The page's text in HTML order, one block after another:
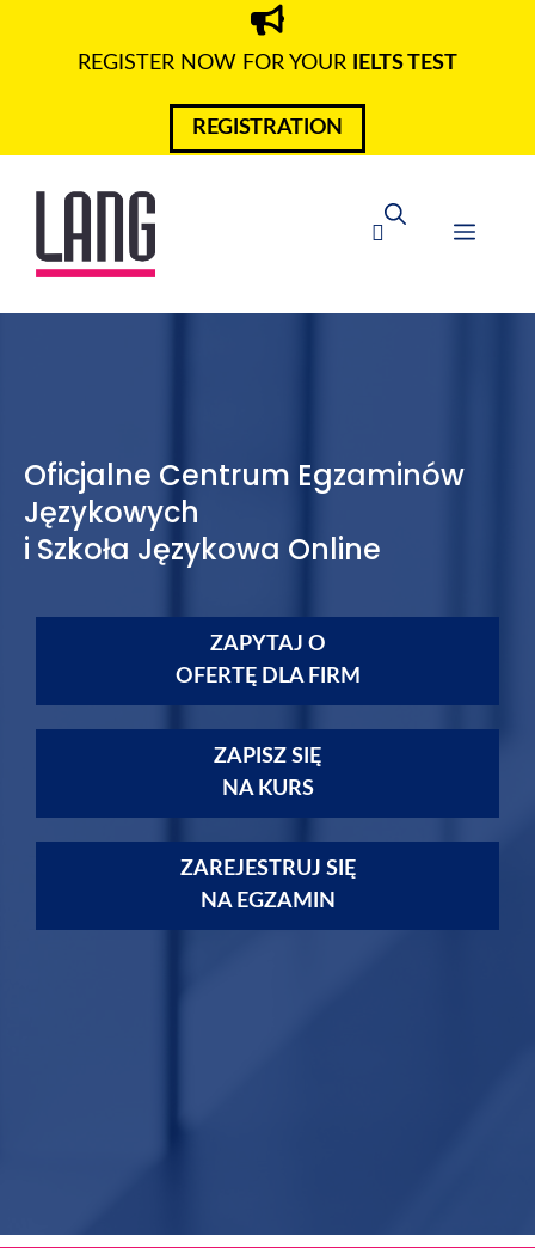
REGISTER NOW FOR YOUR IELTS TEST
REGISTRATION
Oficjalne Centrum Egzaminów
Językowych
i Szkoła Językowa Online
ZAPYTAJ O
OFERTĘ DLA FIRM
ZAPISZ SIĘ
NA KURS
ZAREJESTRUJ SIĘ
NA EGZAMIN